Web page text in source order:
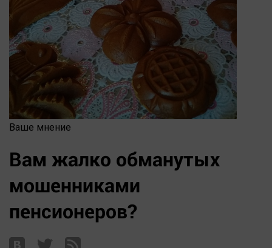
Ваше мнение
Вам жалко обманутых
мошенниками
пенсионеров?